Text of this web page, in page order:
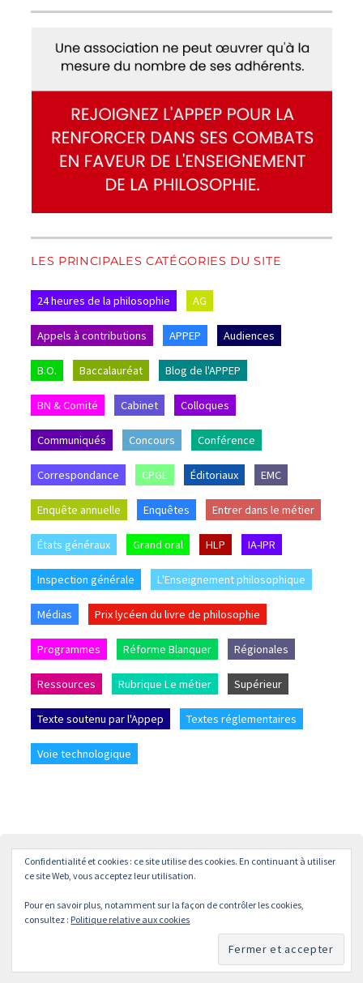
LES PRINCIPALES CATÉGORIES DU SITE
24 heures de la philosophie AG
Appels à contributions APPEP Audiences
B.O. Baccalauréat Blog de l'APPEP
BN & Comité Cabinet Colloques
Communiqués Concours Conférence
Correspondance CPGE Éditoriaux EMC
Enquête annuelle Enquêtes Entrer dans le métier
États généraux Grand oral HLP IA-IPR
Inspection générale L'Enseignement philosophique
Médias Prix lycéen du livre de philosophie
Programmes Réforme Blanquer Régionales
Ressources Rubrique Le métier Supérieur
Texte soutenu par l'Appep Textes réglementaires
Voie technologique
Accueil L’APPEP Adhésion
La revue « L’enseignement
Philosophique »
© APPEP Mentions légales
Contact
Confidentialité et cookies : ce site utilise des cookies. En continuant à utiliser
ce site Web, vous acceptez leur utilisation.
Pour en savoir plus, notamment sur la façon de contrôler les cookies,
consultez : Politique relative aux cookies